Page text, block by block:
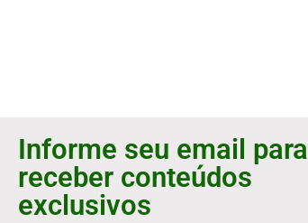
Informe seu email para
receber conteúdos
exclusivos